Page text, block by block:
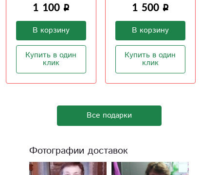
1 500
В корзину
Купить в один
клик
Купить в один
клик
Все подарки
Фотографии доставок